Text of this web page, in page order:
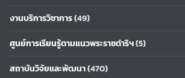
งานบริการวิชาการ(49)
ศูนย์การเรียนรู้ตามแนวพระราชดำริฯ(5)
สถาบันวิจัยและพัฒนา(470)